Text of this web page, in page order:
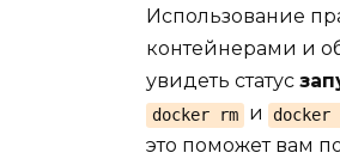
Использование
контейнерами и
увидеть статус
docker rm и docker
это поможет вам